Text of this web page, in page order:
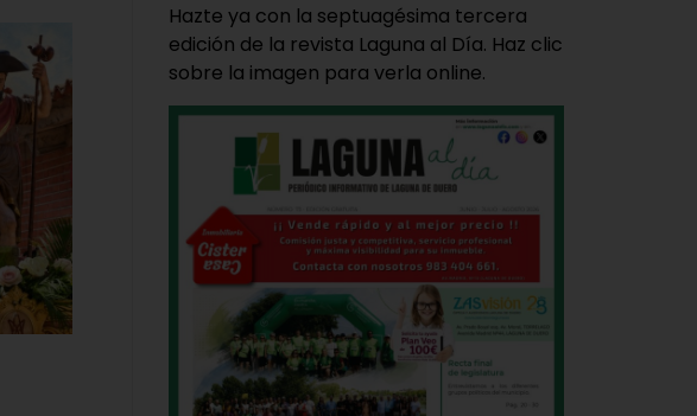
Hazte ya con la septuagésima tercera
edición de la revista Laguna al Día. Haz clic
sobre la imagen para verla online.